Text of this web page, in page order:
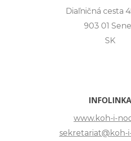
Diaľničná cesta
903 01
SK
INFOLINKA
www.koh-i-
sekretariat@koh-